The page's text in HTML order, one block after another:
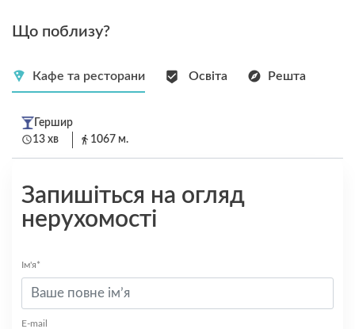
Що поблизу?
Кафе та ресторани Освіта Решта
Гершир
13 хв
1067 м.
Запишіться на огляд
нерухомості
Ім'я*
E-mail